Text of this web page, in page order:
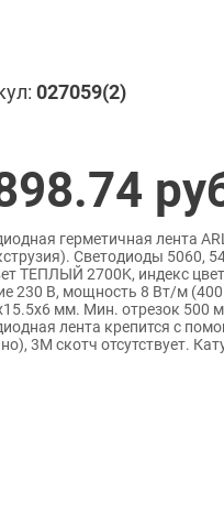
027059(2)
герметичная лента
Светодиоды 5060,
ТЕПЛЫЙ 2700K, индекс
230 В, мощность 8 Вт/м
мм. Мин. отрезок 500
лента крепится с
3M скотч отсутствует.